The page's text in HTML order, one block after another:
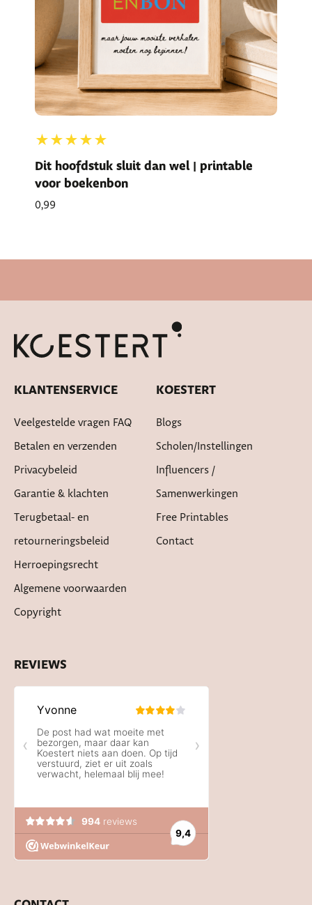
★★★★★
Dit hoofdstuk sluit dan wel | printable
voor boekenbon
0,99
Cadeautje bij bestelling
KLANTENSERVICE
Veelgestelde vragen FAQ
Betalen en verzenden
Privacybeleid
Garantie & klachten
Terugbetaal- en
retourneringsbeleid
Herroepingsrecht
Algemene voorwaarden
Copyright
KOESTERT
Blogs
Scholen/instellingen
Influencers /
Samenwerkingen
Free Printables
Contact
REVIEWS